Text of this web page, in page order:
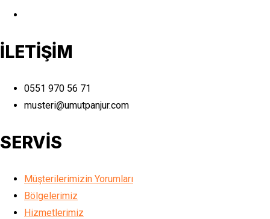
İLETİŞİM
0551 970 56 71
musteri@umutpanjur.com
SERVİS
Müşterilerimizin Yorumları
Bölgelerimiz
Hizmetlerimiz